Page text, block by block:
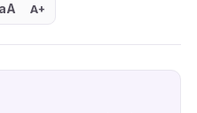
aA A+